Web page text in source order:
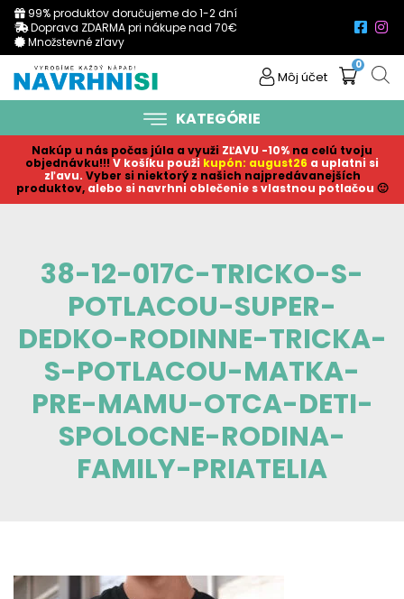
99% produktov doručujeme do 1-2 dní
Doprava ZDARMA pri nákupe nad 70€
Množstevné zľavy
Môj účet
0
KATEGÓRIE
Nakúp u nás počas júla a využi ZĽAVU -10% na celú tvoju
objednávku!!! V košíku použi kupón: august26 a uplatni si
zľavu. Vyber si niektorý z našich najpredávanejších
produktov, alebo si navrhni oblečenie s vlastnou potlačou 🙂
38-12-017C-TRICKO-S-
POTLACOU-SUPER-
DEDKO-RODINNE-TRICKA-
S-POTLACOU-MATKA-
PRE-MAMU-OTCA-DETI-
SPOLOCNE-RODINA-
FAMILY-PRIATELIA